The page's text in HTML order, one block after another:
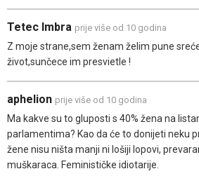
Tetec Imbra prije više od 10 godina
Z moje strane,sem ženam želim pune
život,sunčece im presvietle !
aphelion prije više od 10 godina
Ma kakve su to gluposti s 40% žena na
parlamentima? Kao da će to donijeti neku
žene nisu ništa manji ni lošiji lopovi,
muškaraca. Feminističke idiotarije.